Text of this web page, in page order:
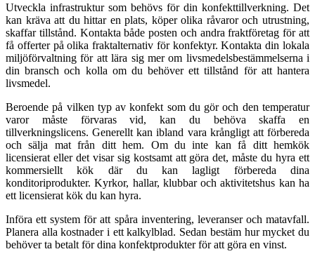
Utveckla infrastruktur som behövs för din konfekttillverkning. Det
kan kräva att du hittar en plats, köper olika råvaror och utrustning,
skaffar tillstånd. Kontakta både posten och andra fraktföretag för att
få offerter på olika fraktalternativ för konfektyr. Kontakta din lokala
miljöförvaltning för att lära sig mer om livsmedelsbestämmelserna i
din bransch och kolla om du behöver ett tillstånd för att hantera
livsmedel.
Beroende på vilken typ av konfekt som du gör och den temperatur
varor måste förvaras vid, kan du behöva skaffa en
tillverkningslicens. Generellt kan ibland vara krångligt att förbereda
och sälja mat från ditt hem. Om du inte kan få ditt hemkök
licensierat eller det visar sig kostsamt att göra det, måste du hyra ett
kommersiellt kök där du kan lagligt förbereda dina
konditoriprodukter. Kyrkor, hallar, klubbar och aktivitetshus kan ha
ett licensierat kök du kan hyra.
Införa ett system för att spåra inventering, leveranser och matavfall.
Planera alla kostnader i ett kalkylblad. Sedan bestäm hur mycket du
behöver ta betalt för dina konfektprodukter för att göra en vinst.